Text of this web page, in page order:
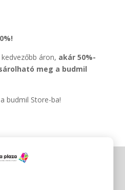
áron, akár 50%-
meg a budmil
budmil Store-ba!